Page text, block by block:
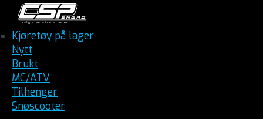
Kjøretøy på lager
Nytt
Brukt
MC/ATV
Tilhenger
Snøscooter